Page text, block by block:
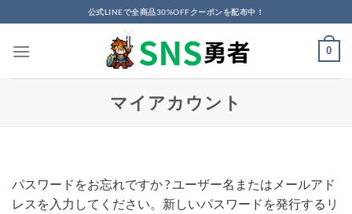
to
content
公式LINEで全商品30%OFFクーポンを配布中！
0
マイアカウント
パスワードをお忘れですか ? ユーザー名またはメールアド
レスを入力してください。新しいパスワードを発行するリ